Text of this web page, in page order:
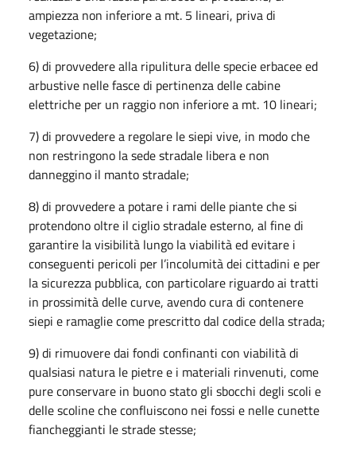
ampiezza non inferiore a mt. 5 lineari, priva di
vegetazione;
6) di provvedere alla ripulitura delle specie erbacee ed
arbustive nelle fasce di pertinenza delle cabine
elettriche per un raggio non inferiore a mt. 10 lineari;
7) di provvedere a regolare le siepi vive, in modo che
non restringono la sede stradale libera e non
danneggino il manto stradale;
8) di provvedere a potare i rami delle piante che si
protendono oltre il ciglio stradale esterno, al fine di
garantire la visibilità lungo la viabilità ed evitare i
conseguenti pericoli per l’incolumità dei cittadini e per
la sicurezza pubblica, con particolare riguardo ai tratti
in prossimità delle curve, avendo cura di contenere
siepi e ramaglie come prescritto dal codice della strada;
9) di rimuovere dai fondi confinanti con viabilità di
qualsiasi natura le pietre e i materiali rinvenuti, come
pure conservare in buono stato gli sbocchi degli scoli e
delle scoline che confluiscono nei fossi e nelle cunette
fiancheggianti le strade stesse;